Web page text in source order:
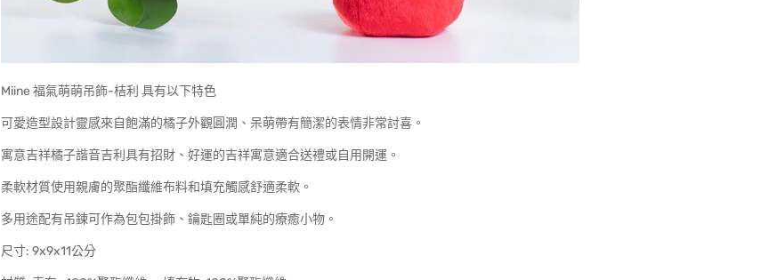
Miine 福氣萌萌吊飾-桔利 具有以下特色
可愛造型設計靈感來自飽滿的橘子外觀圓潤、呆萌帶有簡潔的表情非常討喜。
寓意吉祥橘子諧音吉利具有招財、好運的吉祥寓意適合送禮或自用開運。
柔軟材質使用親膚的聚酯纖維布料和填充觸感舒適柔軟。
多用途配有吊鍊可作為包包掛飾、鑰匙圈或單純的療癒小物。
尺寸: 9x9x11公分